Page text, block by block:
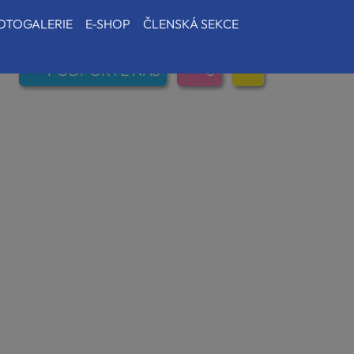
E-SHOP ČLENSKÁ SEKCE
PODPOŘTE NÁS 0